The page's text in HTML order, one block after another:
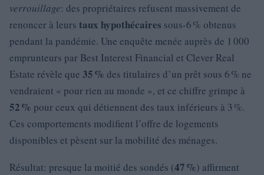
verrouillage: des propriétaires refusent massivement de
renoncer à leurs taux hypothécaires sous-6 % obtenus
pendant la pandémie. Une enquête menée auprès de 1 000
emprunteurs par Best Interest Financial et Clever Real
Estate révèle que 35 % des titulaires d’un prêt sous 6 % ne
vendraient « pour rien au monde », et ce chiffre grimpe à
52 % pour ceux qui détiennent des taux inférieurs à 3 %.
Ces comportements modifient l’offre de logements
disponibles et pèsent sur la mobilité des ménages.
Résultat: presque la moitié des sondés (47 %) affirment